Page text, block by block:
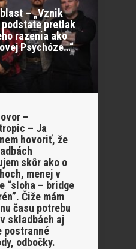
– „Vznik
pretlak
razenia ako
Psychóze…“
–
– Ja
hovoriť, že
skôr ako o
menej v
“sloha – bridge
Čiže mám
času potrebu
skladbách aj
postranné
odbočky.